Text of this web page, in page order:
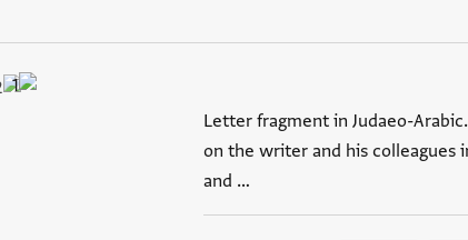
Letter fragment in Judaeo-
on the writer and his colleagues
and …